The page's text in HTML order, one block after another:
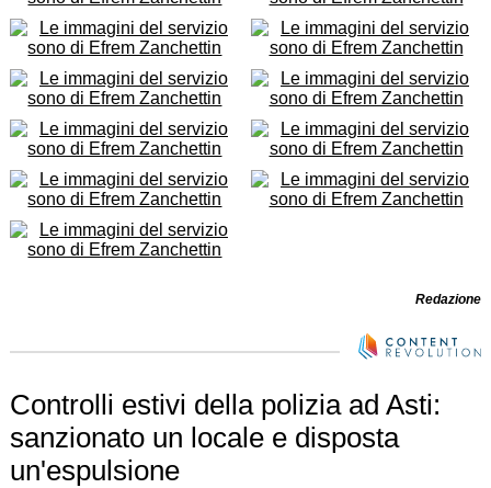
Redazione
Controlli estivi della polizia ad Asti:
sanzionato un locale e disposta
un'espulsione